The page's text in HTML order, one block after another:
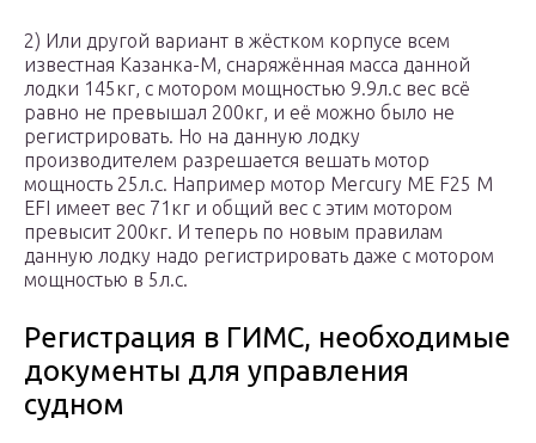
2) Или другой вариант в жёстком корпусе всем
известная Казанка-М, снаряжённая масса данной
лодки 145кг, с мотором мощностью 9.9л.с вес всё
равно не превышал 200кг, и её можно было не
регистрировать. Но на данную лодку
производителем разрешается вешать мотор
мощность 25л.с. Например мотор Mercury ME F25 M
EFI имеет вес 71кг и общий вес с этим мотором
превысит 200кг. И теперь по новым правилам
данную лодку надо регистрировать даже с мотором
мощностью в 5л.с.
Регистрация в ГИМС, необходимые
документы для управления
судном